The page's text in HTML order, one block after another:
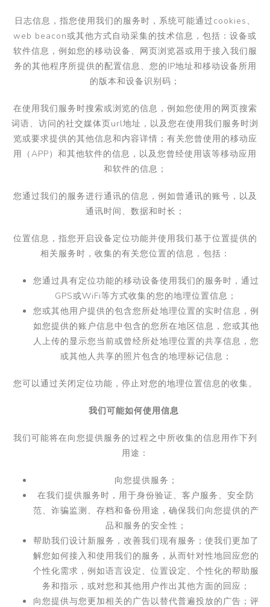
日志信息， 指您使用我们的服务时，系统可能通过cookies 、
web beacon或其他方式自动采集的技术信息，包括：设备或
软件信息，例如您的移动设备、网页浏览器或用于接入我们服
务的其他程序所提供的配置信息、您的IP地址和移动设备所用
的版本和设备识别码；
在使用我们服务时搜索或浏览的信息，例如您使用的网页搜索
词语、访问的社交媒体页url地址，以及您在使用我们服务时浏
览或要求提供的其他信息和内容详情；有关您曾使用的移动应
用（APP）和其他软件的信息，以及您曾经使用该等移动应用
和软件的信息；
您通过我们的服务进行通讯的信息，例如曾通讯的账号，以及
通讯时间、数据和时长；
位置信息， 指您开启设备定位功能并使用我们基于位置提供的
相关服务时，收集的有关您位置的信息，包括：
您通过具有定位功能的移动设备使用我们的服务时，通过
GPS或WiFi等方式收集的您的地理位置信息；
您或其他用户提供的包含您所处地理位置的实时信息，例
如您提供的账户信息中包含的您所在地区信息，您或其他
人上传的显示您当前或曾经所处地理位置的共享信息，您
或其他人共享的照片包含的地理标记信息；
您可以通过关闭定位功能，停止对您的地理位置信息的收集。
我们可能如何使用信息
我们可能将在向您提供服务的过程之中所收集的信息用作下列
用途：
向您提供服务；
在我们提供服务时，用于身份验证、客户服务、安全防
范、诈骗监测、存档和备份用途，确保我们向您提供的产
品和服务的安全性；
帮助我们设计新服务，改善我们现有服务；使我们更加了
解您如何接入和使用我们的服务，从而针对性地回应您的
个性化需求，例如语言设定、 位置设定、个性化的帮助服
务和指示，或对您和其他用户作出其他方面的回应；
向您提供与您更加相关的广告以替代普遍投放的广告； 评